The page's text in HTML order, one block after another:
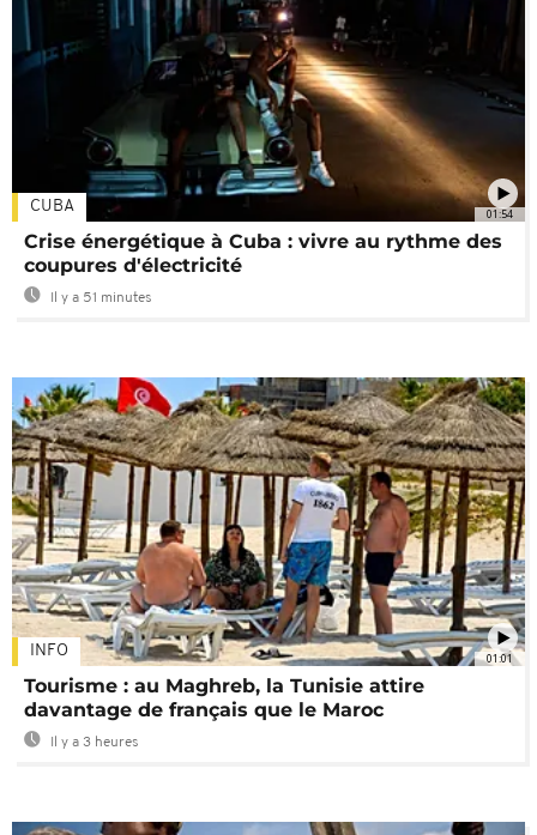
01:54
CUBA
Crise énergétique à Cuba : vivre au rythme des
coupures d'électricité
Il y a 51 minutes
01:01
INFO
Tourisme : au Maghreb, la Tunisie attire
davantage de français que le Maroc
Il y a 3 heures